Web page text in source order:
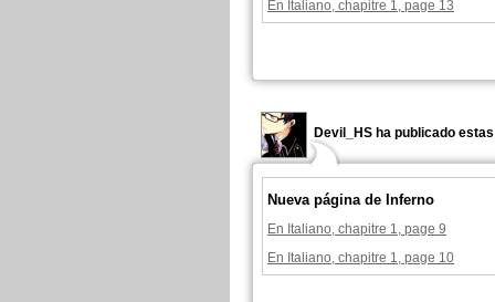
En Italiano, chapitre 1, page 13
Devil_HS ha publicado
Nueva página de Inferno
En Italiano, chapitre 1, page 9
En Italiano, chapitre 1, page 10